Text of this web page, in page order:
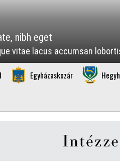
nibh eget
vitae lacus accumsan
Egyházaskozár